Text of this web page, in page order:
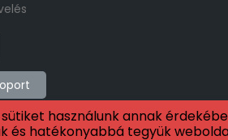
használunk annak
és hatékonyabbá tegyük